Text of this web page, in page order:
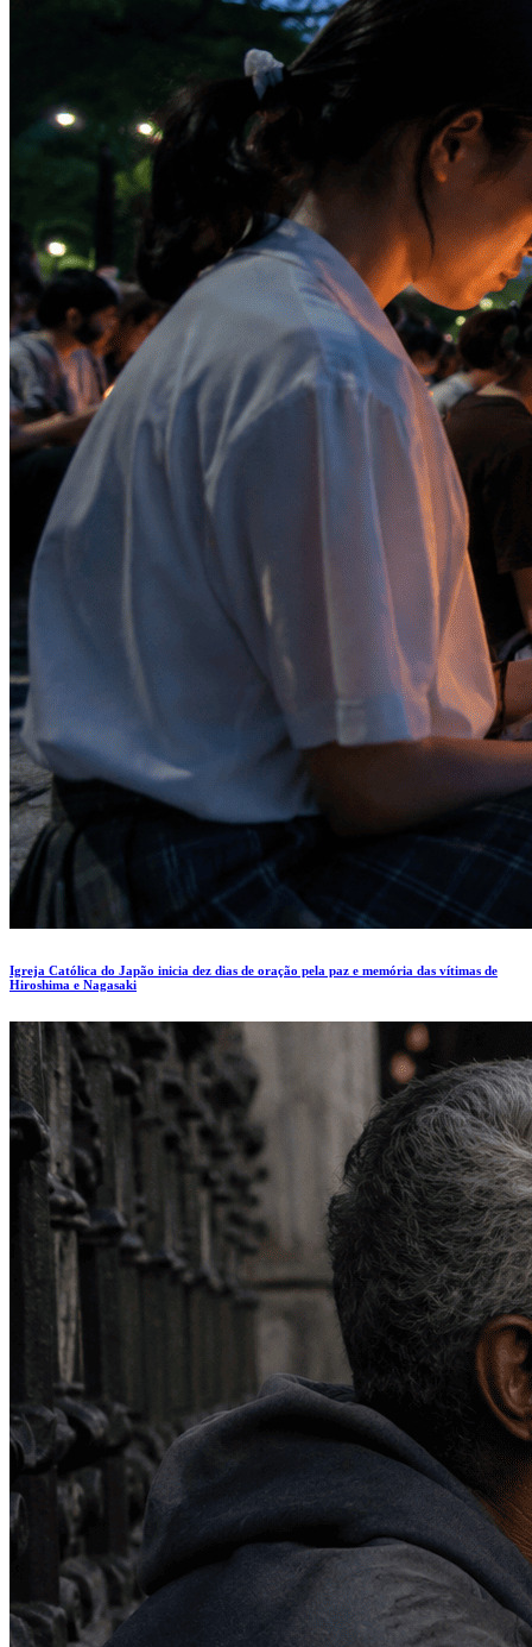
Igreja Católica do Japão inicia dez dias de oração pela paz e memória das vítimas de
Hiroshima e Nagasaki